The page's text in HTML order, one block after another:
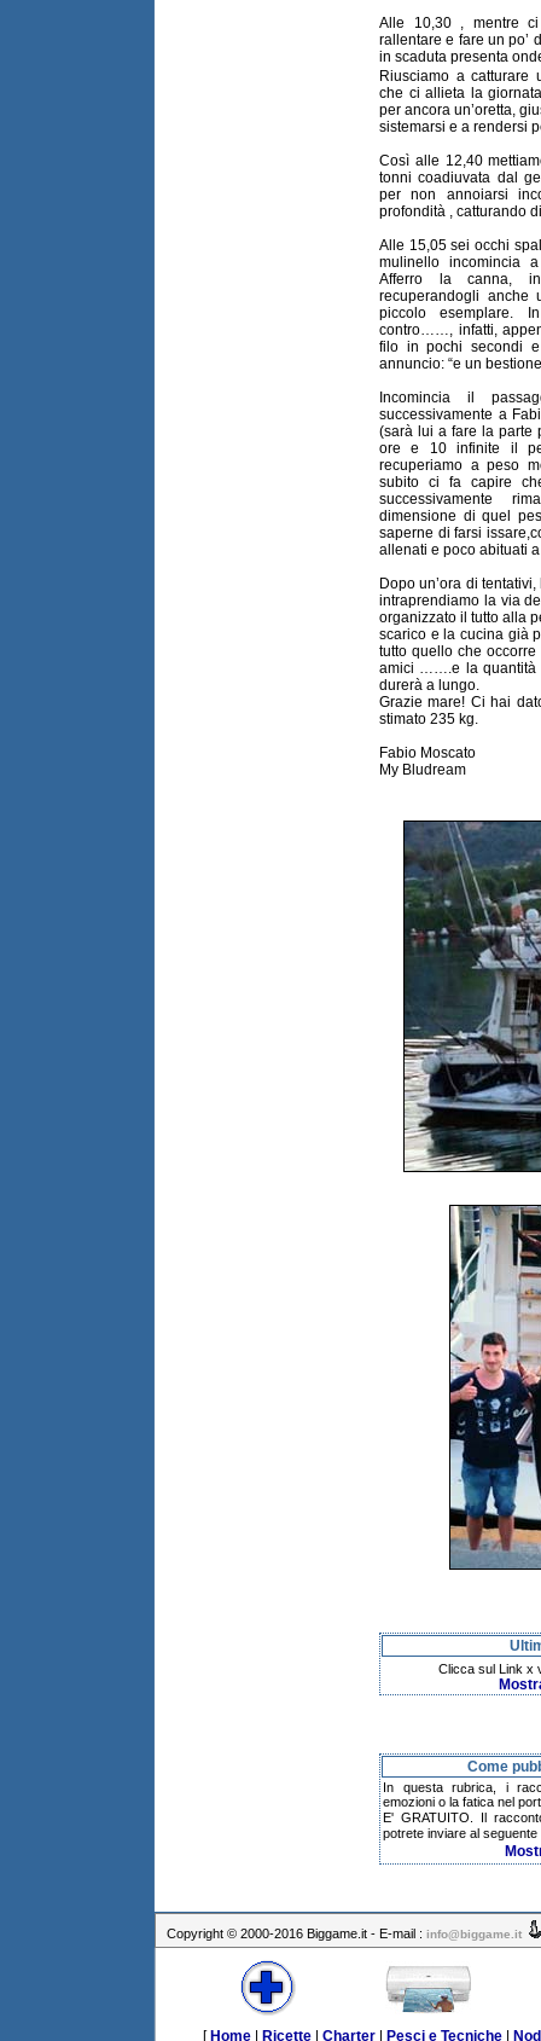
Alle 10,30 , mentre
rallentare e fare un po’
in scaduta presenta
Riusciamo a catturare
che ci allieta la
per ancora un’oretta,
sistemarsi e a rendersi
Così alle 12,40
tonni coadiuvata dal
per non annoiarsi
profondità , catturando
Alle 15,05 sei occhi
mulinello incomincia
Afferro la canna,
recuperandogli
piccolo esemplare.
contro……, infatti,
filo in pochi secondi
annuncio: “e un
Incomincia il
successivamente a
(sarà lui a fare la parte
ore e 10 infinite il
recuperiamo a peso
subito ci fa capire
successivamente
dimensione di quel
saperne di farsi
allenati e poco abituati
Dopo un’ora di
intraprendiamo la via
organizzato il tutto alla
scarico e la cucina già
tutto quello che
amici …….e la quantità
durerà a lungo.
Grazie mare! Ci hai
stimato 235 kg.
Fabio Moscato
My Bludream
Clicca sul Link x
Come
In questa rubrica, i
emozioni o la fatica nel
E' GRATUITO. Il
potrete inviare al
Copyright © 2000-2016 Biggame.it - E-mail : info@biggame.it
[ Home| Ricette| Charter| Pesci e Tecniche|